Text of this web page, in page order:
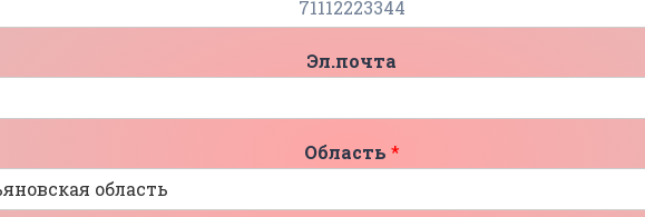
Эл.почта
Область *